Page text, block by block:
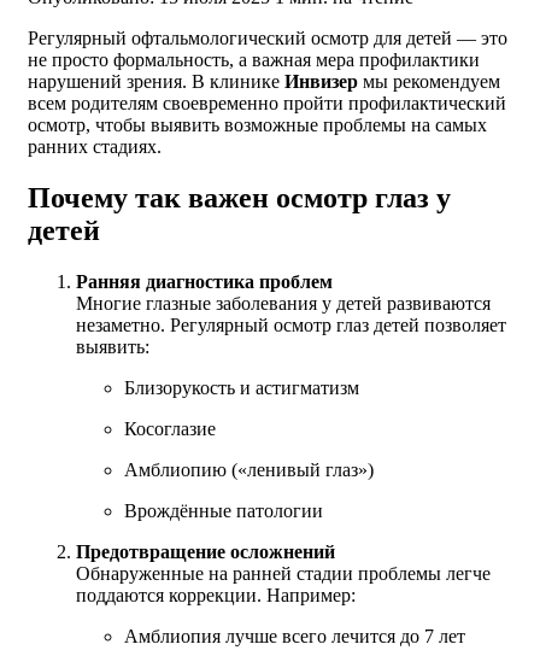
Регулярный офтальмологический осмотр для детей — это
не просто формальность, а важная мера профилактики
нарушений зрения. В клинике Инвизер мы рекомендуем
всем родителям своевременно пройти профилактический
осмотр, чтобы выявить возможные проблемы на самых
ранних стадиях.
Почему так важен осмотр глаз у
детей
Ранняя диагностика проблем
Многие глазные заболевания у детей развиваются
незаметно. Регулярный осмотр глаз детей позволяет
выявить:
Близорукость и астигматизм
Косоглазие
Амблиопию («ленивый глаз»)
Врождённые патологии
Предотвращение осложнений
Обнаруженные на ранней стадии проблемы легче
поддаются коррекции. Например:
Амблиопия лучше всего лечится до 7 лет